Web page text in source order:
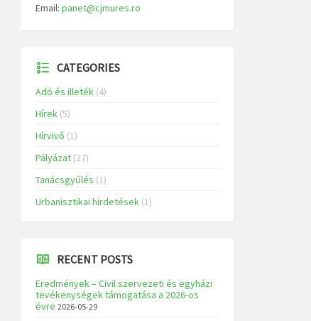
Email: panet@cjmures.ro
CATEGORIES
Adó és illeték (4)
Hírek (5)
Hírvivő (1)
Pályázat (27)
Tanácsgyűlés (1)
Urbanisztikai hirdetések (1)
RECENT POSTS
Eredmények – Civil szervezeti és egyházi
tevékenységek támogatása a 2026-os
évre 2026-05-29